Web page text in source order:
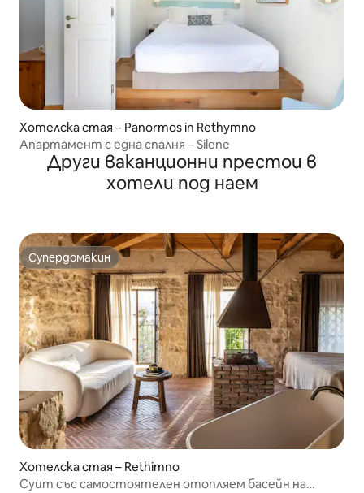
Хотелска стая – Panormos in Rethymno
Апартамент с една спалня – Silene
Други ваканционни престои в
хотели под наем
Супердомакин
Супердомакин
Хотелска стая – Rethimno
Суит със самостоятелен отопляем басейн на